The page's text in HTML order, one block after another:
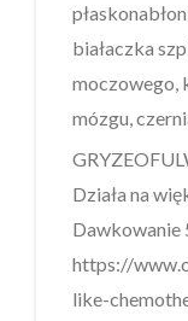
białaczka
moczowego,
mózgu,
Działa na
Dawkowanie
https://
like-